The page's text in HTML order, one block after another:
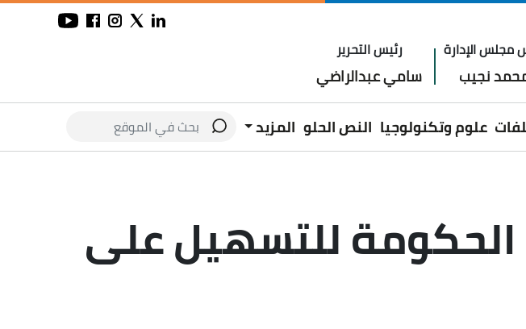
مجلس الإدارة
نجيب
رئيس التحرير
سامي عبدالراضي
علوم وتكنولوجيا النص الحلو المزيد
الحكومة للتسهيل على